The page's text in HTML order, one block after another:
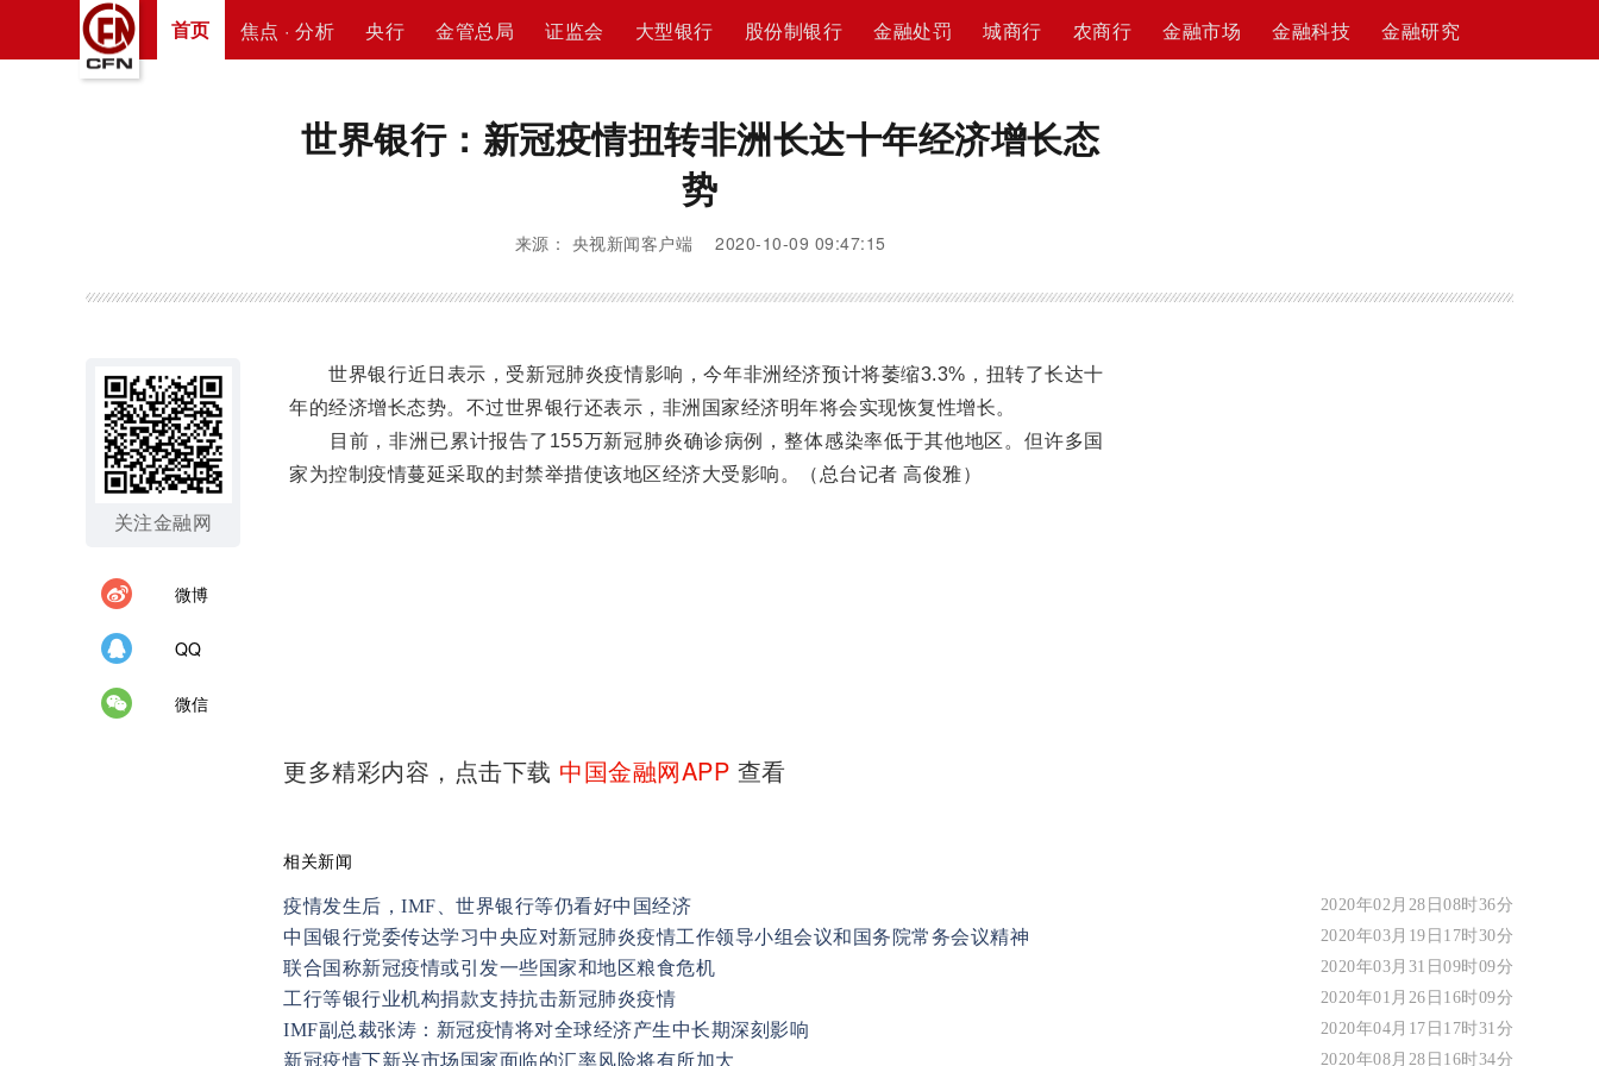
首页 焦点 · 分析 央行 金管总局 证监会 大型银行 股份制银行 金融处罚 城商行 农商行 金融市场 金融科技 金融研究
世界银行：新冠疫情扭转非洲长达十年经济增长态
势
来源： 央视新闻客户端 2020-10-09 09:47:15
关注金融网
微博
QQ
微信
世界银行近日表示，受新冠肺炎疫情影响，今年非洲经济预计将萎缩3.3%，扭转了长达十
年的经济增长态势。不过世界银行还表示，非洲国家经济明年将会实现恢复性增长。
目前，非洲已累计报告了155万新冠肺炎确诊病例，整体感染率低于其他地区。但许多国
家为控制疫情蔓延采取的封禁举措使该地区经济大受影响。（总台记者 高俊雅）
更多精彩内容，点击下载 中国金融网APP 查看
相关新闻
疫情发生后，IMF、世界银行等仍看好中国经济 2020年02月28日08时36分
中国银行党委传达学习中央应对新冠肺炎疫情工作领导小组会议和国务院常务会议精神 2020年03月19日17时30分
联合国称新冠疫情或引发一些国家和地区粮食危机 2020年03月31日09时09分
工行等银行业机构捐款支持抗击新冠肺炎疫情 2020年01月26日16时09分
IMF副总裁张涛：新冠疫情将对全球经济产生中长期深刻影响 2020年04月17日17时31分
新冠疫情下新兴市场国家面临的汇率风险将有所加大 2020年08月28日16时34分